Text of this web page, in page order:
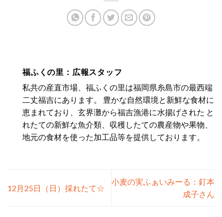
福ふくの里：広報スタッフ
私共の産直市場、福ふくの里は福岡県糸島市の最西端
二丈福吉にあります。 豊かな自然環境と新鮮な食材に
恵まれており、玄界灘から福吉漁港に水揚げされた と
れたての新鮮な魚介類、収穫したての農産物や果物、
地元の食材を使った加工品等を提供しております。
12月25日（日）採れたて☆
小麦の実ふぁいみーる：釘本
成子さん